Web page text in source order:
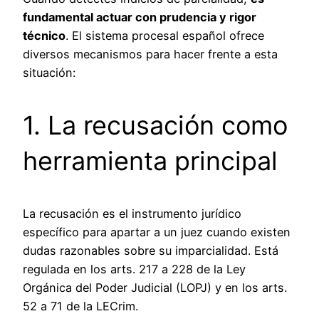
fundamental actuar con prudencia y rigor
técnico. El sistema procesal español ofrece
diversos mecanismos para hacer frente a esta
situación:
1. La recusación como
herramienta principal
La recusación es el instrumento jurídico
específico para apartar a un juez cuando existen
dudas razonables sobre su imparcialidad. Está
regulada en los arts. 217 a 228 de la Ley
Orgánica del Poder Judicial (LOPJ) y en los arts.
52 a 71 de la LECrim.